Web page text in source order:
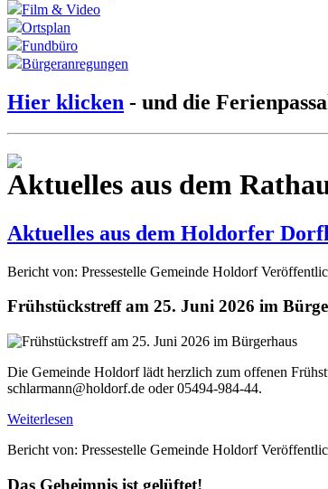
Film & Video
Ortsplan
Fundbüro
Bürgeranregungen
Hier klicken - und die
Aktuelles aus dem
Aktuelles aus dem Holdorfer
Bericht von: Pressestelle Gemeinde Holdorf
Frühstückstreff am 25. Juni 2026 im
Die Gemeinde Holdorf lädt herzlich zum offenen
schlarmann@holdorf.de oder 05494-984-44.
Weiterlesen
Bericht von: Pressestelle Gemeinde Holdorf
Das Geheimnis ist gelüftet!